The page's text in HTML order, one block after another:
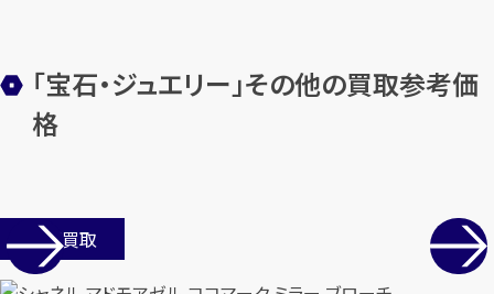
メールで無料相談する
「宝石・ジュエリー」その他の買取参考価
格
店舗買取